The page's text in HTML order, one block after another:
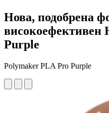
Нова, подобрена
високоефективен
Purple
Polymaker PLA Pro Purple